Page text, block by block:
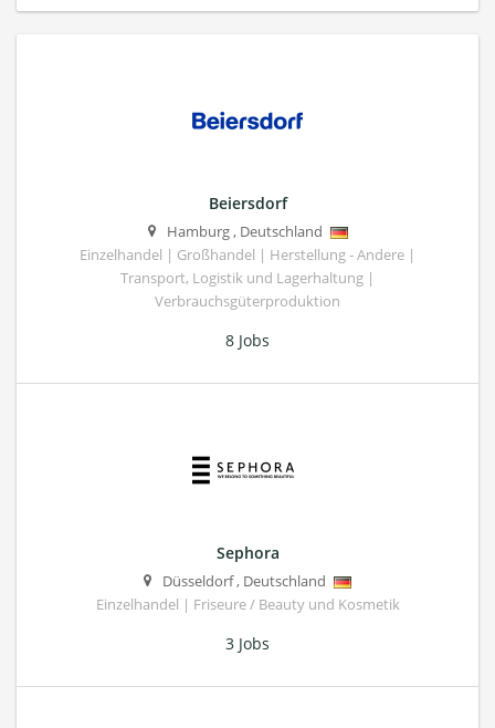
Beiersdorf
Hamburg, Deutschland
Einzelhandel | Großhandel | Herstellung - Andere |
Transport, Logistik und Lagerhaltung |
Verbrauchsgüterproduktion
8 Jobs
Sephora
Düsseldorf, Deutschland
Einzelhandel | Friseure / Beauty und Kosmetik
3 Jobs